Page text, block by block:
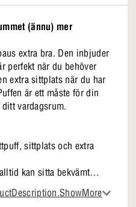
(ännu) mer
extra bra. Den inbjuder
perfekt när du behöver
extra sittplats när du har
är ett måste för din
vardagsrum.
sittplats och extra
kan sitta bekvämt
in i alla inredningar